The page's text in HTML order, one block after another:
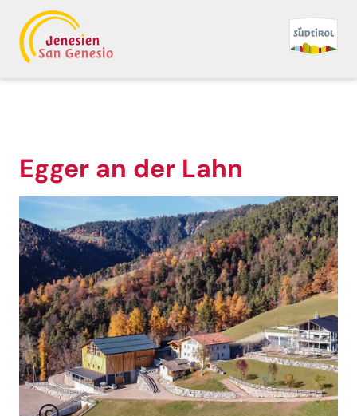
Egger an der Lahn